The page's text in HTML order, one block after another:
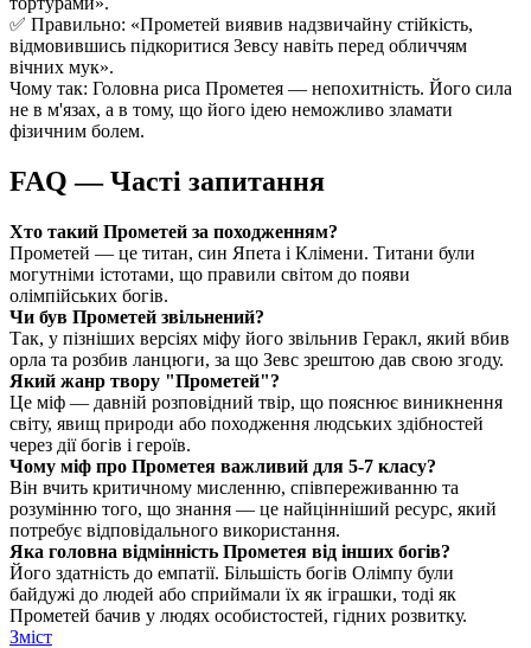
✅ Правильно: «Прометей виявив надзвичайну стійкість,
відмовившись підкоритися Зевсу навіть перед обличчям
вічних мук».
Чому так: Головна риса Прометея — непохитність. Його сила
не в м'язах, а в тому, що його ідею неможливо зламати
фізичним болем.
FAQ — Часті запитання
Хто такий Прометей за походженням?
Прометей — це титан, син Япета і Клімени. Титани були
могутніми істотами, що правили світом до появи
олімпійських богів.
Чи був Прометей звільнений?
Так, у пізніших версіях міфу його звільнив Геракл, який вбив
орла та розбив ланцюги, за що Зевс зрештою дав свою згоду.
Який жанр твору "Прометей"?
Це міф — давній розповідний твір, що пояснює виникнення
світу, явищ природи або походження людських здібностей
через дії богів і героїв.
Чому міф про Прометея важливий для 5-7 класу?
Він вчить критичному мисленню, співпереживанню та
розумінню того, що знання — це найцінніший ресурс, який
потребує відповідального використання.
Яка головна відмінність Прометея від інших богів?
Його здатність до емпатії. Більшість богів Олімпу були
байдужі до людей або сприймали їх як іграшки, тоді як
Прометей бачив у людях особистостей, гідних розвитку.
Зміст